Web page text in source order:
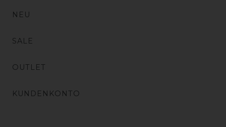
NEU
SALE
OUTLET
KUNDENKONTO